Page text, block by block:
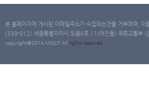
본 홈페이지에 게시된 이메일주소가 수집되는것을 거부하며,
(339-012) 세종특별자치시 도움6로 11(어진동) 국토교통
copyright@2014 MOLIT All rights reserved.